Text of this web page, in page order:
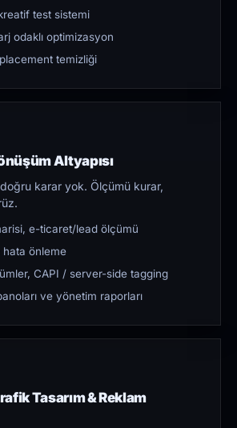
test sistemi
odaklı optimizasyon
temizliği
Altyapısı
karar yok. Ölçümü kurar,
e-ticaret/lead ölçümü
önleme
CAPI / server-side tagging
ve yönetim raporları
Tasarım & Reklam